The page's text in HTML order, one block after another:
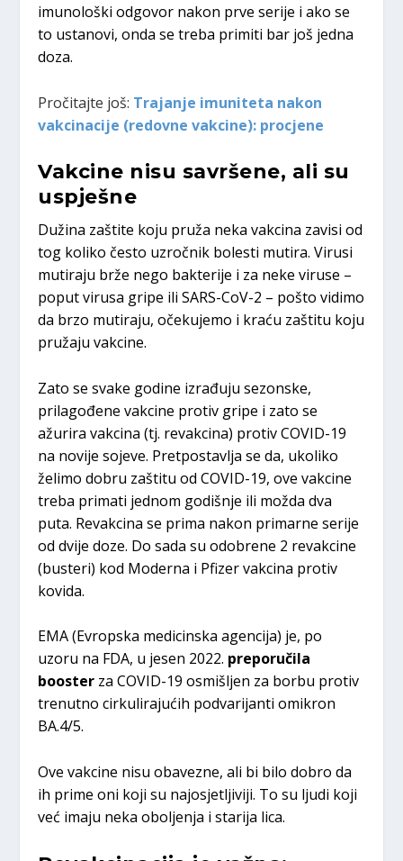
imunološki odgovor nakon prve serije i ako se
to ustanovi, onda se treba primiti bar još jedna
doza.
Pročitajte još: Trajanje imuniteta nakon
vakcinacije (redovne vakcine): procjene
Vakcine nisu savršene, ali su
uspješne
Dužina zaštite koju pruža neka vakcina zavisi od
tog koliko često uzročnik bolesti mutira. Virusi
mutiraju brže nego bakterije i za neke viruse –
poput virusa gripe ili SARS-CoV-2 – pošto vidimo
da brzo mutiraju, očekujemo i kraću zaštitu koju
pružaju vakcine.
Zato se svake godine izrađuju sezonske,
prilagođene vakcine protiv gripe i zato se
ažurira vakcina (tj. revakcina) protiv COVID-19
na novije sojeve. Pretpostavlja se da, ukoliko
želimo dobru zaštitu od COVID-19, ove vakcine
treba primati jednom godišnje ili možda dva
puta. Revakcina se prima nakon primarne serije
od dvije doze. Do sada su odobrene 2 revakcine
(busteri) kod Moderna i Pfizer vakcina protiv
kovida.
EMA (Evropska medicinska agencija) je, po
uzoru na FDA, u jesen 2022. preporučila
booster za COVID-19 osmišljen za borbu protiv
trenutno cirkulirajućih podvarijanti omikron
BA.4/5.
Ove vakcine nisu obavezne, ali bi bilo dobro da
ih prime oni koji su najosjetljiviji. To su ljudi koji
već imaju neka oboljenja i starija lica.